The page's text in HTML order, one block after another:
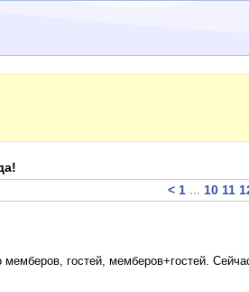
< 1 ... 10 11
гостей, мемберов+гостей.